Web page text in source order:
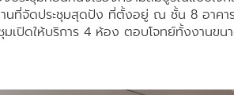
ที่จัดประชุมสุดปัง ที่ตั้งอยู่ ณ ชั้น 8 อาคา
เปิดให้บริการ 4 ห้อง ตอบโจทย์ทั้งงานขน